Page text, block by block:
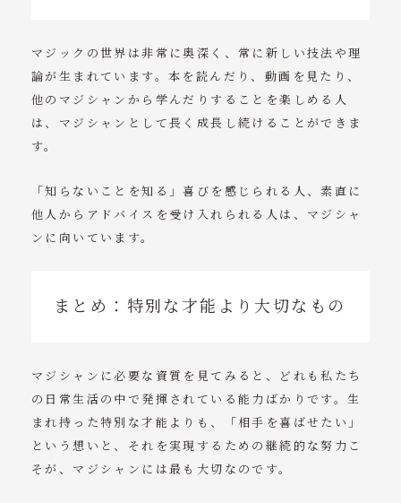
マジックの世界は非常に奥深く、常に新しい技法や理
論が生まれています。本を読んだり、動画を見たり、
他のマジシャンから学んだりすることを楽しめる人
は、マジシャンとして長く成長し続けることができま
す。
「知らないことを知る」喜びを感じられる人、素直に
他人からアドバイスを受け入れられる人は、マジシャ
ンに向いています。
まとめ：特別な才能より大切なもの
マジシャンに必要な資質を見てみると、どれも私たち
の日常生活の中で発揮されている能力ばかりです。生
まれ持った特別な才能よりも、「相手を喜ばせたい」
という想いと、それを実現するための継続的な努力こ
そが、マジシャンには最も大切なのです。